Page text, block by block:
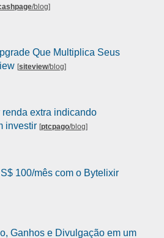
/blog]
Que Multiplica Seus
[siteview/blog]
extra indicando
investir [ptcpago/blog]
100/mês com o Bytelixir
Ganhos e Divulgação em um